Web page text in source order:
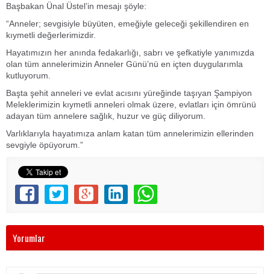
Başbakan Ünal Üstel’in mesajı şöyle:
“Anneler; sevgisiyle büyüten, emeğiyle geleceği şekillendiren en
kıymetli değerlerimizdir.
Hayatımızın her anında fedakarlığı, sabrı ve şefkatiyle yanımızda
olan tüm annelerimizin Anneler Günü’nü en içten duygularımla
kutluyorum.
Başta şehit anneleri ve evlat acısını yüreğinde taşıyan Şampiyon
Meleklerimizin kıymetli anneleri olmak üzere, evlatları için ömrünü
adayan tüm annelere sağlık, huzur ve güç diliyorum.
Varlıklarıyla hayatımıza anlam katan tüm annelerimizin ellerinden
sevgiyle öpüyorum.”
Yorumlar